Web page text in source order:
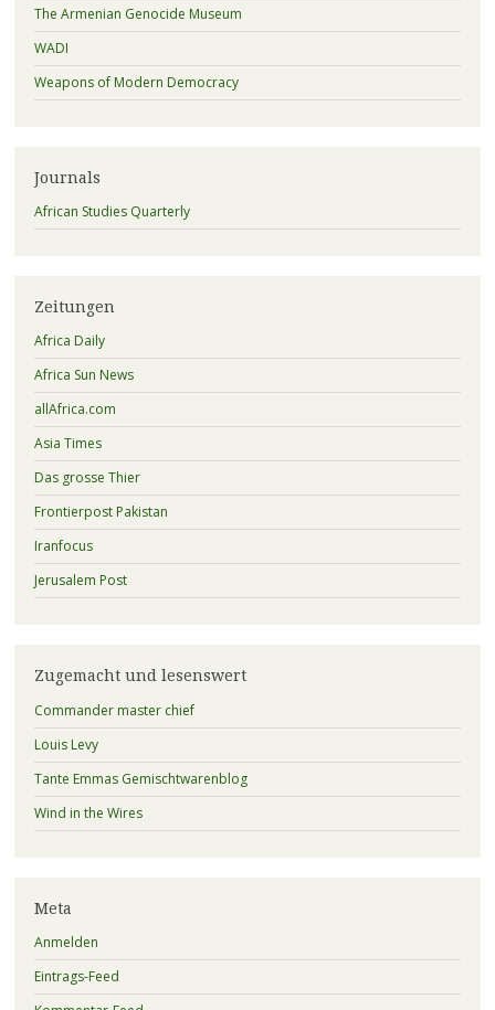
The Armenian Genocide Museum
WADI
Weapons of Modern Democracy
Journals
African Studies Quarterly
Zeitungen
Africa Daily
Africa Sun News
allAfrica.com
Asia Times
Das grosse Thier
Frontierpost Pakistan
Iranfocus
Jerusalem Post
Zugemacht und lesenswert
Commander master chief
Louis Levy
Tante Emmas Gemischtwarenblog
Wind in the Wires
Meta
Anmelden
Eintrags-Feed